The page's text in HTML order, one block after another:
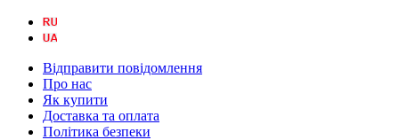
Відправити повідомлення
Про нас
Як купити
Доставка та оплата
Політика безпеки